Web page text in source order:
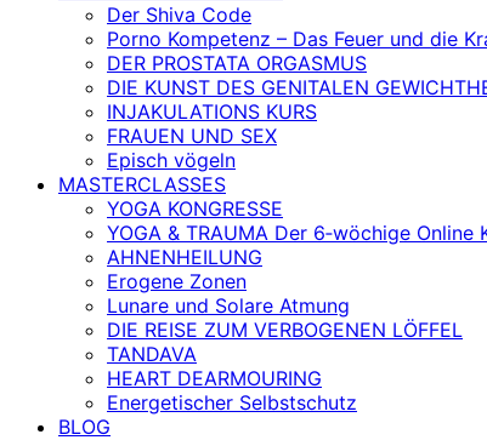
Der Shiva Code
Porno Kompetenz – Das Feuer und die
DER PROSTATA ORGASMUS
DIE KUNST DES GENITALEN
INJAKULATIONS KURS
FRAUEN UND SEX
Episch vögeln
MASTERCLASSES
YOGA KONGRESSE
YOGA & TRAUMA Der 6‑wöchige
AHNENHEILUNG
Erogene Zonen
Lunare und Solare Atmung
DIE REISE ZUM VERBOGENEN LÖFFEL
TANDAVA
HEART DEARMOURING
Energetischer Selbstschutz
BLOG